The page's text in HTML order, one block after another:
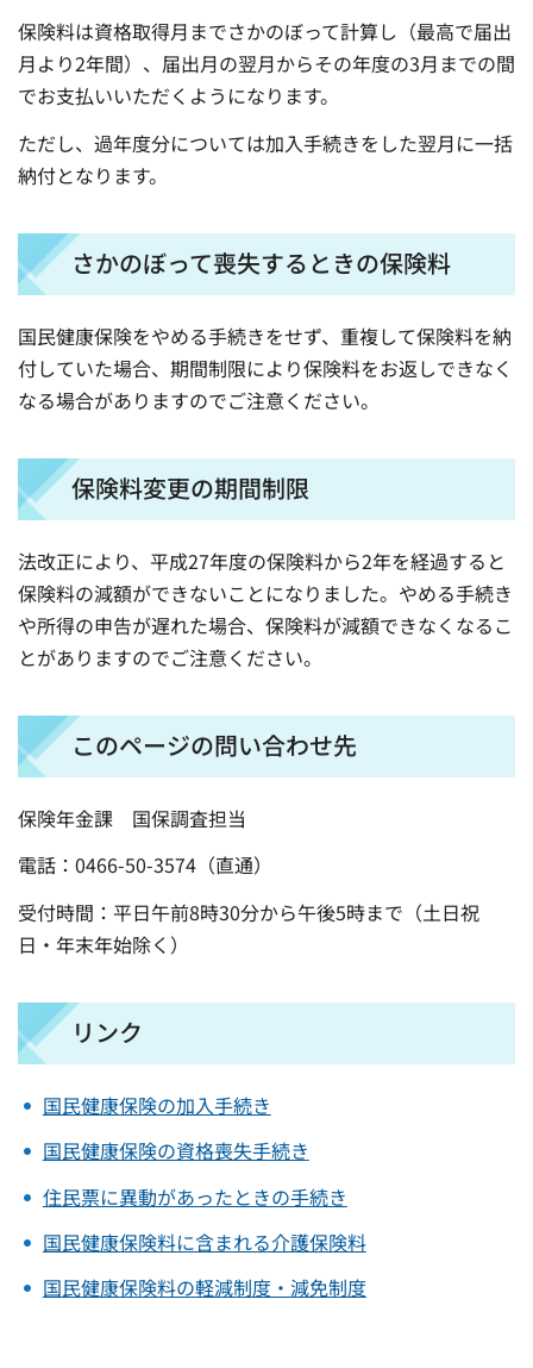
保険料は資格取得月までさかのぼって計算し（最高で届出
月より2年間）、届出月の翌月からその年度の3月までの間
でお支払いいただくようになります。
ただし、過年度分については加入手続きをした翌月に一括
納付となります。
さかのぼって喪失するときの保険料
国民健康保険をやめる手続きをせず、重複して保険料を納
付していた場合、期間制限により保険料をお返しできなく
なる場合がありますのでご注意ください。
保険料変更の期間制限
法改正により、平成27年度の保険料から2年を経過すると
保険料の減額ができないことになりました。やめる手続き
や所得の申告が遅れた場合、保険料が減額できなくなるこ
とがありますのでご注意ください。
このページの問い合わせ先
保険年金課 国保調査担当
電話：0466-50-3574（直通）
受付時間：平日午前8時30分から午後5時まで（土日祝
日・年末年始除く）
リンク
国民健康保険の加入手続き
国民健康保険の資格喪失手続き
住民票に異動があったときの手続き
国民健康保険料に含まれる介護保険料
国民健康保険料の軽減制度・減免制度